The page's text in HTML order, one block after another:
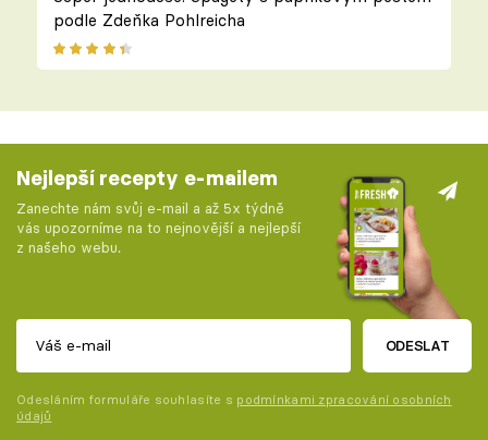
podle Zdeňka Pohlreicha
Nejlepší recepty e-mailem
Zanechte nám svůj e-mail a až 5x týdně
vás upozorníme na to nejnovější a nejlepší
z našeho webu.
ODESLAT
Odesláním formuláře souhlasíte s podmínkami zpracování osobních
údajů